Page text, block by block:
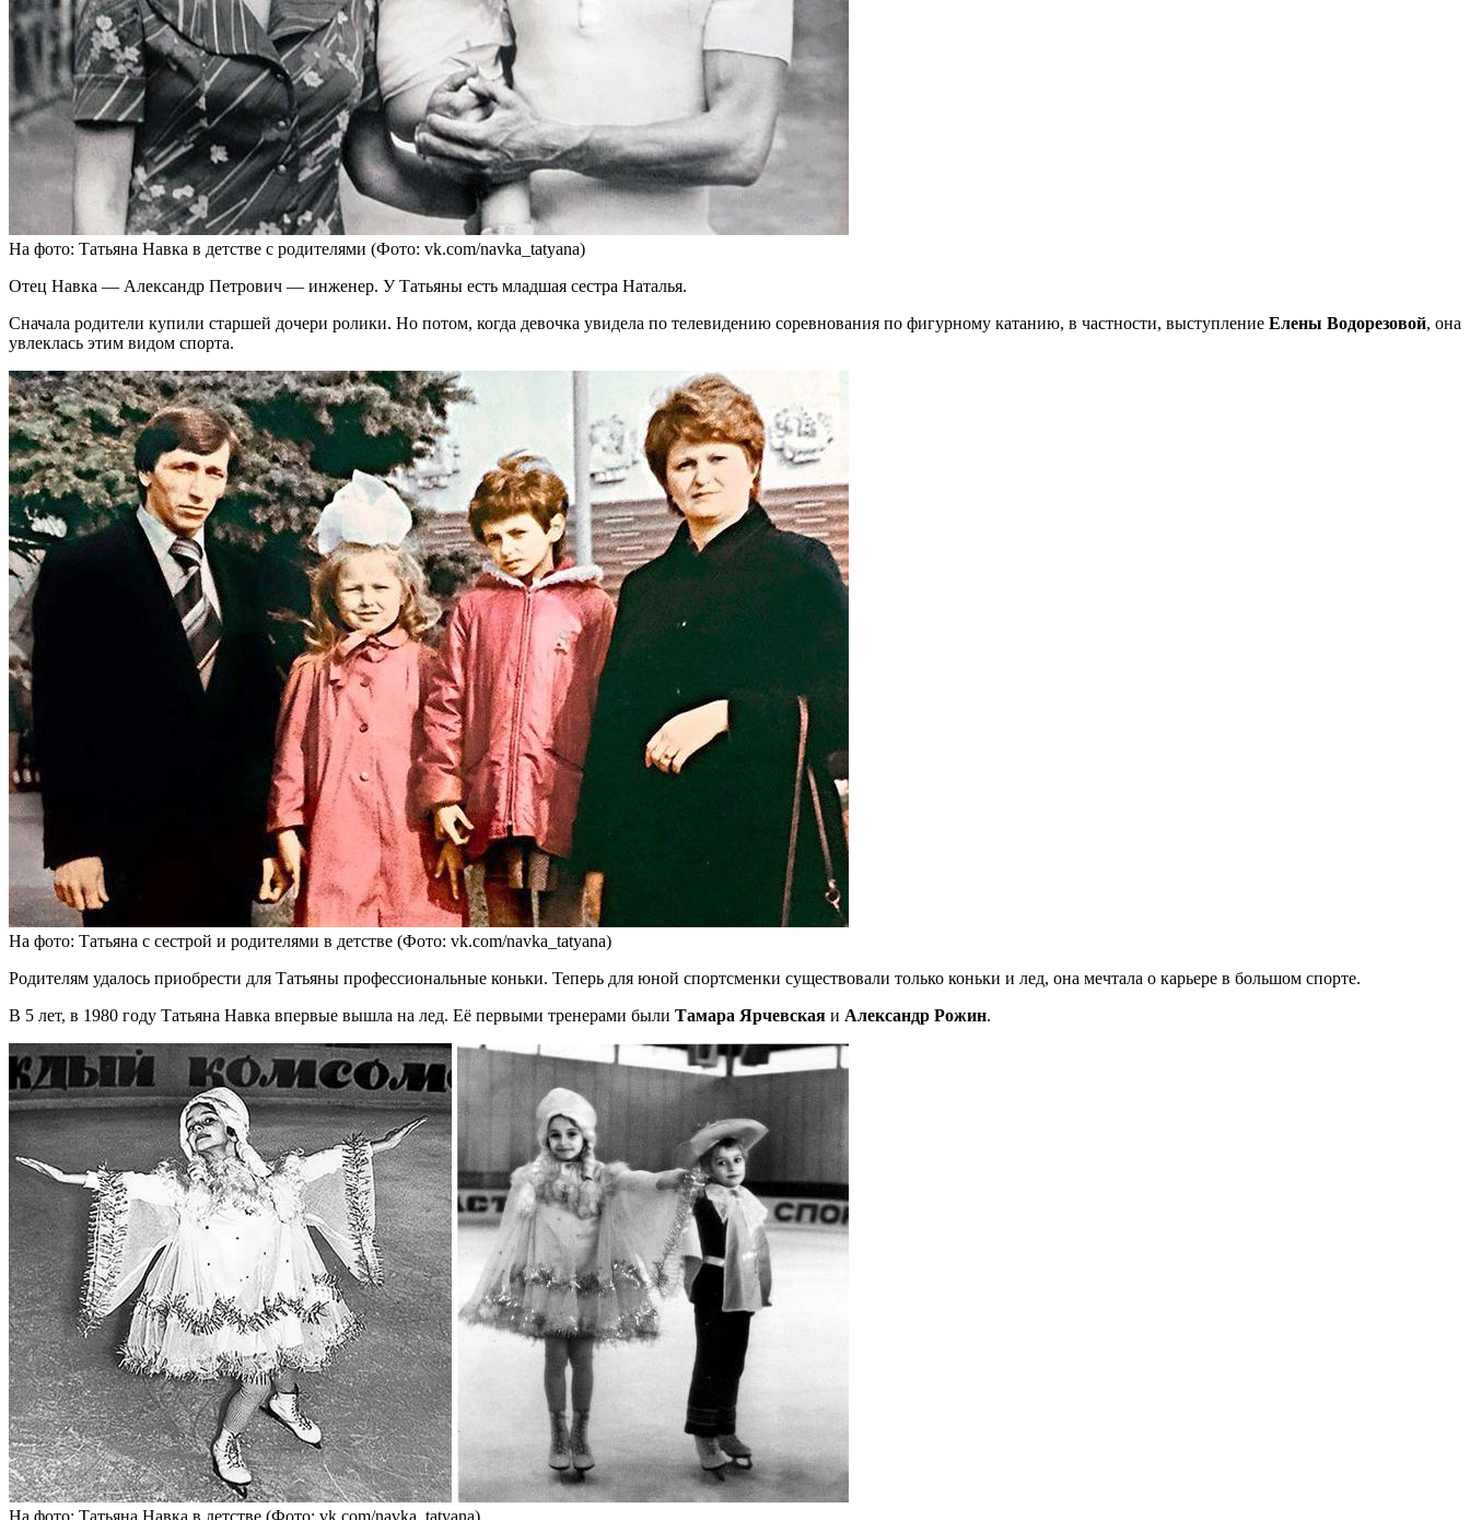
На фото: Татьяна Навка в детстве с родителями (Фото: vk.com/navka_tatyana)
Отец Навка — Александр Петрович — инженер. У Татьяны есть младшая сестра Наталья.
Сначала родители купили старшей дочери ролики. Но потом, когда девочка увидела по телевидению соревнования по фигурному катанию, в частности, выступление Елены Водорезовой, она
увлеклась этим видом спорта.
На фото: Татьяна с сестрой и родителями в детстве (Фото: vk.com/navka_tatyana)
Родителям удалось приобрести для Татьяны профессиональные коньки. Теперь для юной спортсменки существовали только коньки и лед, она мечтала о карьере в большом спорте.
В 5 лет, в 1980 году Татьяна Навка впервые вышла на лед. Её первыми тренерами были Тамара Ярчевская и Александр Рожин.
На фото: Татьяна Навка в детстве (Фото: vk.com/navka_tatyana)